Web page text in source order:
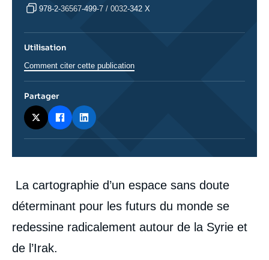
Corps
analyses
La cartographie d’un espace sans doute
déterminant pour les futurs du monde se
redessine radicalement autour de la Syrie et
de l’Irak.
978-2-36567-499-7 / 0032-342 X
Utilisation
Comment citer cette publication
Partager